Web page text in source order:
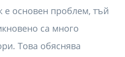
е основен проблем, тъй
са много
Това обяснява